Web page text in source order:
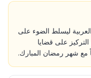
مجلة إيلي العربية ليسلط الضوء على
على قضايا
مع شهر رمضان المبارك.